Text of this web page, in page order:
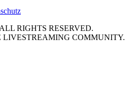
RIGHTS RESERVED.
LIVESTREAMING COMMUNITY.